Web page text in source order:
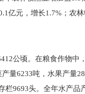
亿元，增长1.7%；农
公顷。在粮食作物中，
量6233吨，水果产量
栏9693头。全年水产